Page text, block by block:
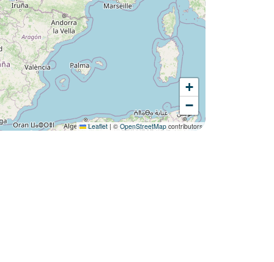
Lust auf die :
Camping Les Places Dorées ?
+
−
Leaflet | © OpenStreetMapcontributors